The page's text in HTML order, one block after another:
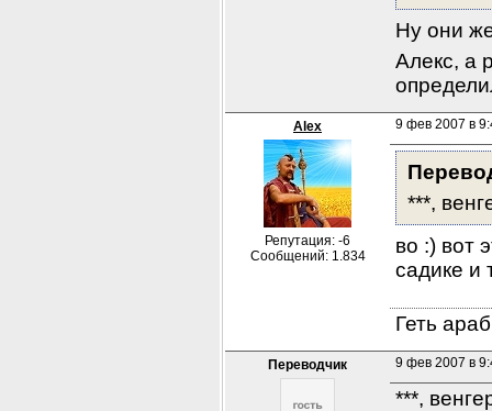
Ну они
Алекс, а
Alex
Репутация: -6
Сообщений: 1.834
9 фев 2007 в
***,
во :) вот
садике и
Геть
Переводчик 9 фев 2007 в
***,